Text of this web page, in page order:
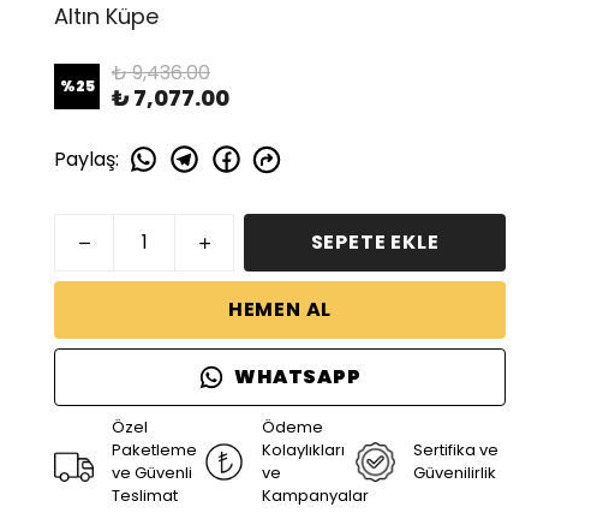
Altın Küpe
%25 ₺ 9,436.00
₺ 7,077.00
Paylaş:
SEPETE EKLE
HEMEN AL
WHATSAPP
Özel
Paketleme
ve Güvenli
Teslimat
Ödeme
Kolaylıkları
ve
Kampanyalar
Sertifika ve
Güvenilirlik